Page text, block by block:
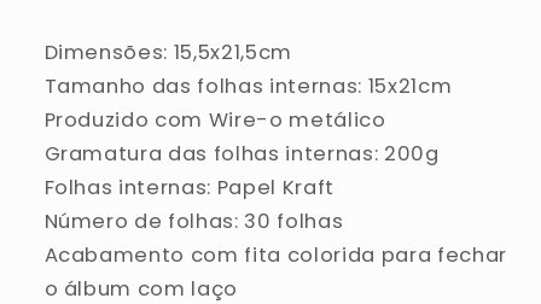
Dimensões: 15,5x21,5cm
Tamanho das folhas internas: 15x21cm
Produzido com Wire-o metálico
Gramatura das folhas internas: 200g
Folhas internas: Papel Kraft
Número de folhas: 30 folhas
Acabamento com fita colorida para fechar
o álbum com laço